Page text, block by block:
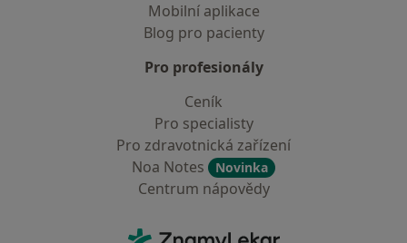
Mobilní aplikace
Blog pro pacienty
Pro profesionály
Ceník
Pro specialisty
Pro zdravotnická zařízení
Noa Notes
Novinka
Centrum nápovědy
ZnamyLekar - Hlavní stránka